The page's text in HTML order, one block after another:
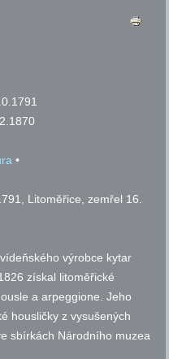
•
Litoměřice, zemřel 16.
výrobce kytar
získal litoměřické
a arpeggione. Jeho
housličky z vysušených
sbírkách Národního muzea